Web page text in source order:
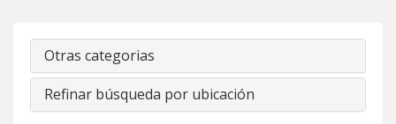
Otras categorias
Refinar búsqueda por ubicación